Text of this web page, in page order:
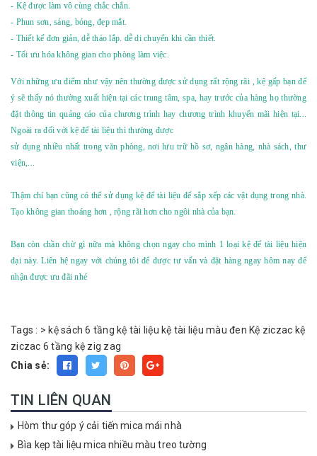
- Kệ được làm vô cùng chắc chắn.
- Phun sơn, sáng, bóng, đẹp mắt.
- Thiết kế đơn giản, dễ tháo lắp. dễ di chuyển khi cần thiết.
- Tối ưu hóa không gian cho phòng làm việc.
Với những ưu điểm như vậy nên thường được sử dụng rất rộng rãi , kệ gấp bạn để
ý sẽ thấy nó thường xuất hiện tại các trung tâm, spa, hay trước của hàng họ thường
đặt thông tin quảng cáo của chương trình hay chương trình khuyến mãi hiện tại...
Ngoài ra đối với kệ để tài liệu thì thường được
sử dụng nhiều nhất trong văn phòng, nơi lưu trữ hồ sơ, ngân hàng, nhà sách, thư
viện,...
Thậm chí bạn cũng có thể sử dụng kệ để tài liệu để sắp xếp các vật dụng trong nhà.
Tạo không gian thoáng hơn , rộng rãi hơn cho ngôi nhà của bạn.
Bạn còn chần chừ gì nữa mà không chọn ngay cho mình 1 loại kệ để tài liệu hiện
đại này. Liên hệ ngay với chúng tôi để được tư vấn và đặt hàng ngay hôm nay để
nhận được ưu đãi nhé
Tags : > kệ sách 6 tầng kệ tài liệu kệ tài liệu màu đen Kệ ziczac kệ
ziczac 6 tầng kệ zig zag
Chia sẻ:
TIN LIÊN QUAN
Hòm thư góp ý cải tiến mica mái nhà
Bìa kẹp tài liệu mica nhiều màu treo tường